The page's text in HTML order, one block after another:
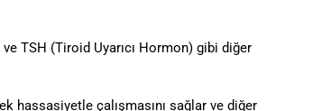
TSH (Tiroid Uyarıcı Hormon) gibi diğer
hassasiyetle çalışmasını sağlar ve diğer